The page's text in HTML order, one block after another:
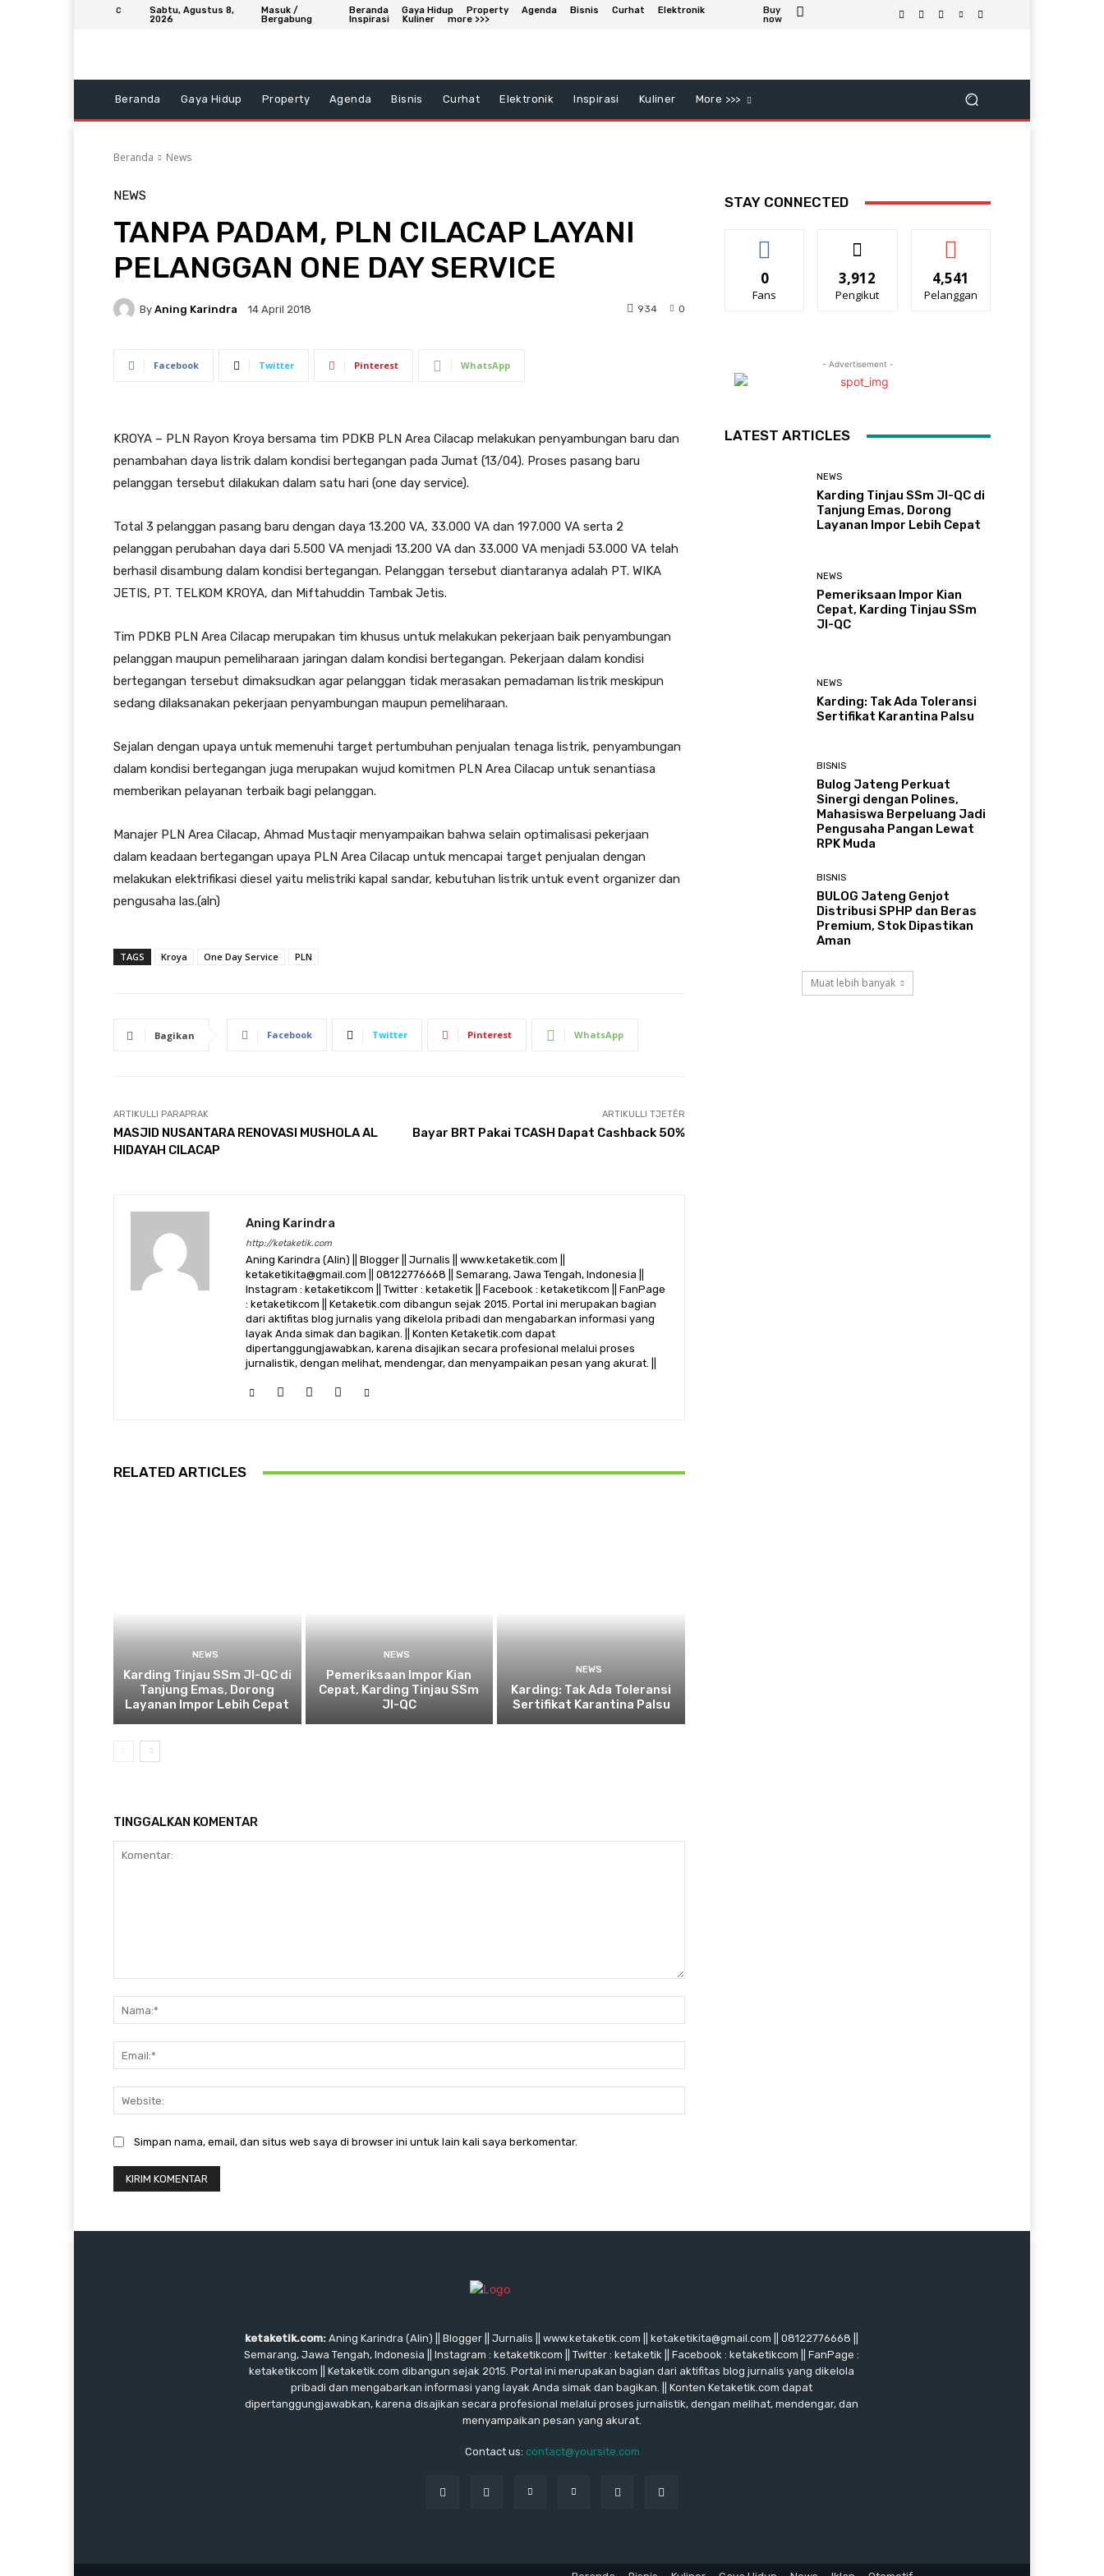
C
Sabtu, Agustus 8,
2026
Masuk /
Bergabung
Beranda Gaya Hidup Property Agenda Bisnis Curhat
Elektronik
Inspirasi
Kuliner more >>>
Buy
now
Beranda Gaya Hidup Property Agenda Bisnis Curhat Elektronik Inspirasi Kuliner More >>>
Beranda News
NEWS
TANPA PADAM, PLN CILACAP LAYANI
PELANGGAN ONE DAY SERVICE
By Aning Karindra 14 April 2018 0
934
Facebook Twitter Pinterest WhatsApp
KROYA – PLN Rayon Kroya bersama tim PDKB PLN Area Cilacap melakukan penyambungan baru dan
penambahan daya listrik dalam kondisi bertegangan pada Jumat (13/04). Proses pasang baru
pelanggan tersebut dilakukan dalam satu hari (one day service).
Total 3 pelanggan pasang baru dengan daya 13.200 VA, 33.000 VA dan 197.000 VA serta 2
pelanggan perubahan daya dari 5.500 VA menjadi 13.200 VA dan 33.000 VA menjadi 53.000 VA telah
berhasil disambung dalam kondisi bertegangan. Pelanggan tersebut diantaranya adalah PT. WIKA
JETIS, PT. TELKOM KROYA, dan Miftahuddin Tambak Jetis.
Tim PDKB PLN Area Cilacap merupakan tim khusus untuk melakukan pekerjaan baik penyambungan
pelanggan maupun pemeliharaan jaringan dalam kondisi bertegangan. Pekerjaan dalam kondisi
bertegangan tersebut dimaksudkan agar pelanggan tidak merasakan pemadaman listrik meskipun
sedang dilaksanakan pekerjaan penyambungan maupun pemeliharaan.
Sejalan dengan upaya untuk memenuhi target pertumbuhan penjualan tenaga listrik, penyambungan
dalam kondisi bertegangan juga merupakan wujud komitmen PLN Area Cilacap untuk senantiasa
memberikan pelayanan terbaik bagi pelanggan.
Manajer PLN Area Cilacap, Ahmad Mustaqir menyampaikan bahwa selain optimalisasi pekerjaan
dalam keadaan bertegangan upaya PLN Area Cilacap untuk mencapai target penjualan dengan
melakukan elektrifikasi diesel yaitu melistriki kapal sandar, kebutuhan listrik untuk event organizer dan
pengusaha las.(aln)
TAGS Kroya One Day Service PLN
Bagikan Facebook Twitter Pinterest WhatsApp
ARTIKULLI PARAPRAK
MASJID NUSANTARA RENOVASI MUSHOLA AL
HIDAYAH CILACAP
ARTIKULLI TJETËR
Bayar BRT Pakai TCASH Dapat Cashback 50%
Aning Karindra
http://ketaketik.com
Aning Karindra (Alin) || Blogger || Jurnalis || www.ketaketik.com ||
ketaketikita@gmail.com || 08122776668 || Semarang, Jawa Tengah, Indonesia ||
Instagram : ketaketikcom || Twitter : ketaketik || Facebook : ketaketikcom || FanPage
: ketaketikcom || Ketaketik.com dibangun sejak 2015. Portal ini merupakan bagian
dari aktifitas blog jurnalis yang dikelola pribadi dan mengabarkan informasi yang
layak Anda simak dan bagikan. || Konten Ketaketik.com dapat
dipertanggungjawabkan, karena disajikan secara profesional melalui proses
jurnalistik, dengan melihat, mendengar, dan menyampaikan pesan yang akurat. ||
RELATED ARTICLES
NEWS
Karding Tinjau SSm JI-QC di
Tanjung Emas, Dorong
Layanan Impor Lebih Cepat
NEWS
Pemeriksaan Impor Kian
Cepat, Karding Tinjau SSm
JI-QC
NEWS
Karding: Tak Ada Toleransi
Sertifikat Karantina Palsu
TINGGALKAN KOMENTAR
Simpan nama, email, dan situs web saya di browser ini untuk lain kali saya berkomentar.
STAY CONNECTED
0
Fans
3,912
Pengikut
4,541
Pelanggan
- Advertisement -
LATEST ARTICLES
NEWS
Karding Tinjau SSm JI-QC di
Tanjung Emas, Dorong
Layanan Impor Lebih Cepat
NEWS
Pemeriksaan Impor Kian
Cepat, Karding Tinjau SSm
JI-QC
NEWS
Karding: Tak Ada Toleransi
Sertifikat Karantina Palsu
BISNIS
Bulog Jateng Perkuat
Sinergi dengan Polines,
Mahasiswa Berpeluang Jadi
Pengusaha Pangan Lewat
RPK Muda
BISNIS
BULOG Jateng Genjot
Distribusi SPHP dan Beras
Premium, Stok Dipastikan
Aman
Muat lebih banyak
ketaketik.com: Aning Karindra (Alin) || Blogger || Jurnalis || www.ketaketik.com || ketaketikita@gmail.com || 08122776668 ||
Semarang, Jawa Tengah, Indonesia || Instagram : ketaketikcom || Twitter : ketaketik || Facebook : ketaketikcom || FanPage :
ketaketikcom || Ketaketik.com dibangun sejak 2015. Portal ini merupakan bagian dari aktifitas blog jurnalis yang dikelola
pribadi dan mengabarkan informasi yang layak Anda simak dan bagikan. || Konten Ketaketik.com dapat
dipertanggungjawabkan, karena disajikan secara profesional melalui proses jurnalistik, dengan melihat, mendengar, dan
menyampaikan pesan yang akurat.
Contact us: contact@yoursite.com